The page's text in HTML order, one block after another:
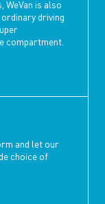
WeVan is also
driving
compartment.
and let our
choice of